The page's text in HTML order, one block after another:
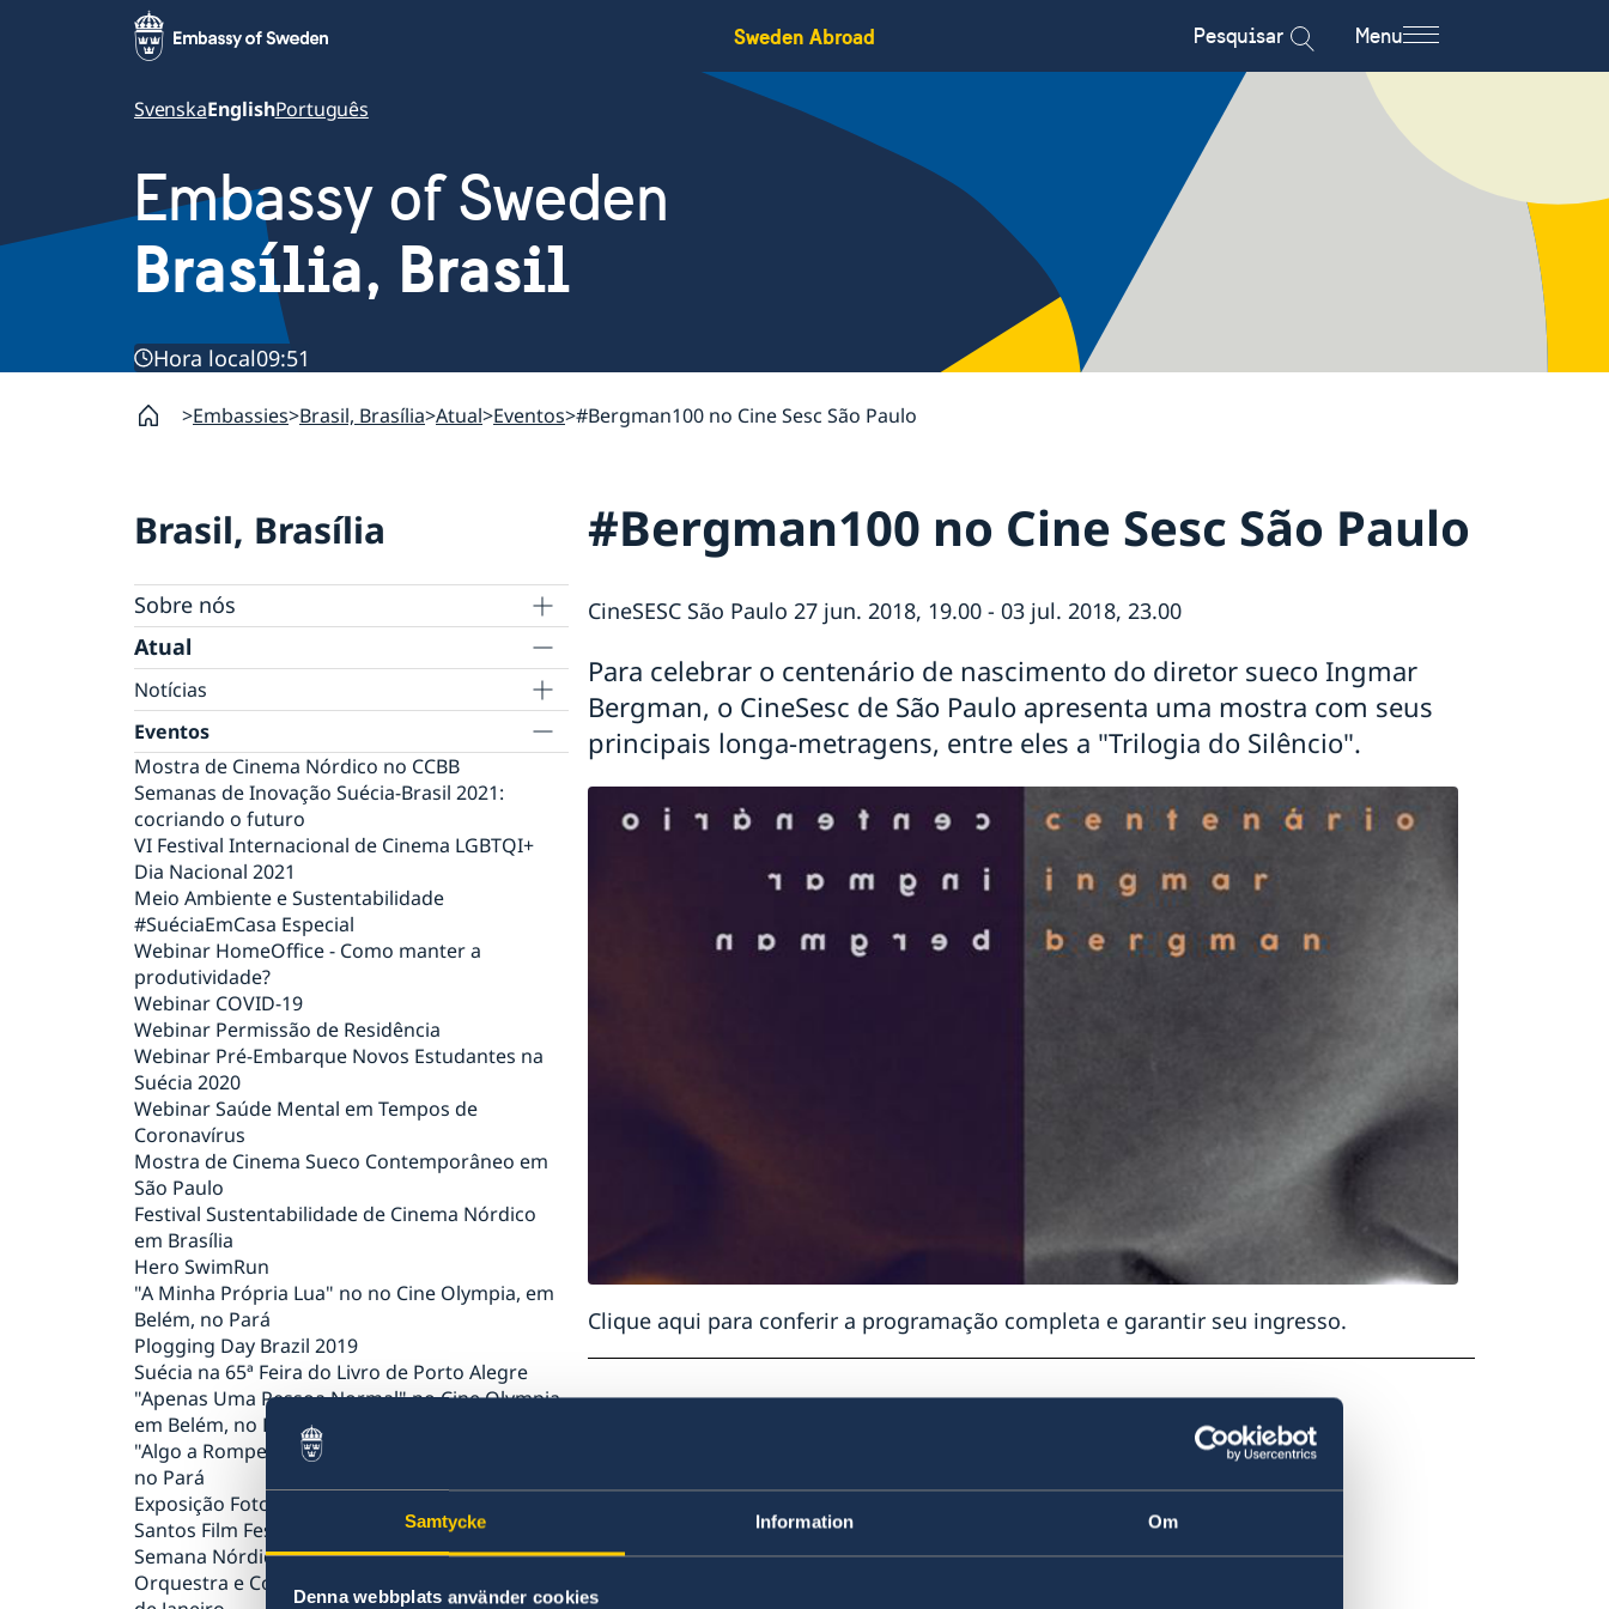
Samtycke Information Om
Denna webbplats använder cookies
Sweden Abroad Pesquisar Menu
SvenskaEnglishPortuguês
Embassy of Sweden
Brasília, Brasil
Hora local09:51
Embassies Brasil, Brasília Atual Eventos #Bergman100 no Cine Sesc São Paulo
Brasil, Brasília
Sobre nós
Equipe da embaixada
Tratamento de dados pessoais na embaixada
da Suécia em Brasília
Atual
Notícias
Verificação digital de passaportes
Ministro para Defesa Civil da Suécia visita o
Brasil em agenda oficial
Eventos para estudantes em 2026
Suécia vai suspender proibição de entrada de
todos os países
Novidades sobre o número de coordenação
Sobre vagas na Embaixada da Suécia em
Brasilia
NOTA OFICIAL
Rio de Janeiro tem novo Consul-Geral
Honorário da Suécia
Em caso de viagem para a Suécia
Evento online Semanas de Inovação Suécia-
Brasil discute negócios sustentáveis
Comandante da Força Aérea da Suécia é
condecorado com a Ordem do Mérito
Aeronáutico
Suécia aumenta sua contribuição para a ação
climática nos países em desenvolvimento
Discurso do Primeiro Ministro Stefan Löfven na
Reunião de Alto Nível em Pequim+25
Discurso do Primeiro Ministro Stefan Löfven no
Debate Geral da 75ª Sessão da Assembleia
Geral da Organização das Nações Unidas
Amigos em Defesa da Democracia
O trabalho da Suécia por uma recuperação
verde da crise provocada pela pandemia de
COVID-19
Embaixada da Suécia lança edição da
quarentena do concurso Pais Presentes
Estratégia da Suécia em resposta à pandemia
de COVID-19
COVID-19: Discurso de Sua Majestade o Rei à
Eventos
Mostra de Cinema Nórdico no CCBB
Semanas de Inovação Suécia-Brasil 2021:
cocriando o futuro
VI Festival Internacional de Cinema LGBTQI+
Dia Nacional 2021
Meio Ambiente e Sustentabilidade
#SuéciaEmCasa Especial
Webinar HomeOffice - Como manter a
produtividade?
Webinar COVID-19
Webinar Permissão de Residência
Webinar Pré-Embarque Novos Estudantes na
Suécia 2020
Webinar Saúde Mental em Tempos de
Coronavírus
Mostra de Cinema Sueco Contemporâneo em
São Paulo
Festival Sustentabilidade de Cinema Nórdico
em Brasília
Hero SwimRun
"A Minha Própria Lua" no no Cine Olympia, em
Belém, no Pará
Plogging Day Brazil 2019
Suécia na 65ª Feira do Livro de Porto Alegre
"Apenas Uma Pessoa Normal" no Cine Olympia,
em Belém, no Pará
"Algo a Romper" no Cine Olympia, em Belém,
no Pará
Exposição Fotográfica Pais Presentes
Santos Film Festival
Semana Nórdica de Marília
Orquestra e Coro Acadêmico de Malmö no Rio
#Bergman100 no Cine Sesc São Paulo
CineSESC São Paulo 27 jun. 2018, 19.00 - 03 jul. 2018, 23.00
Para celebrar o centenário de nascimento do diretor sueco Ingmar
Bergman, o CineSesc de São Paulo apresenta uma mostra com seus
principais longa-metragens, entre eles a "Trilogia do Silêncio".
Clique aqui para conferir a programação completa e garantir seu ingresso.